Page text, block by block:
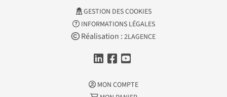
GESTION DES COOKIES
INFORMATIONS LÉGALES
Réalisation : 2LAGENCE
MON COMPTE